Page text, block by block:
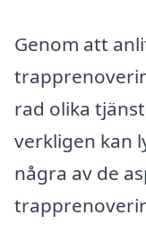
Genom att
rad olika
verkligen kan
några av de